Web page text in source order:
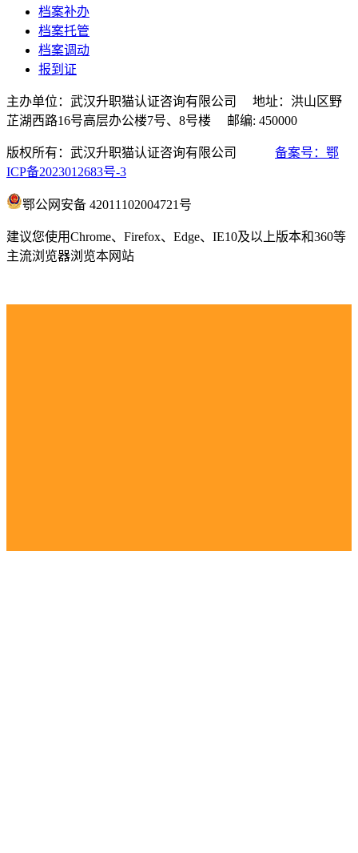
档案补办
档案托管
档案调动
报到证
主办单位：武汉升职猫认证咨询有限公司 地址：洪山区野
芷湖西路16号高层办公楼7号、8号楼 邮编: 450000
版权所有：武汉升职猫认证咨询有限公司 备案号：鄂
ICP备2023012683号-3
鄂公网安备 42011102004721号
建议您使用Chrome、Firefox、Edge、IE10及以上版本和360等
主流浏览器浏览本网站